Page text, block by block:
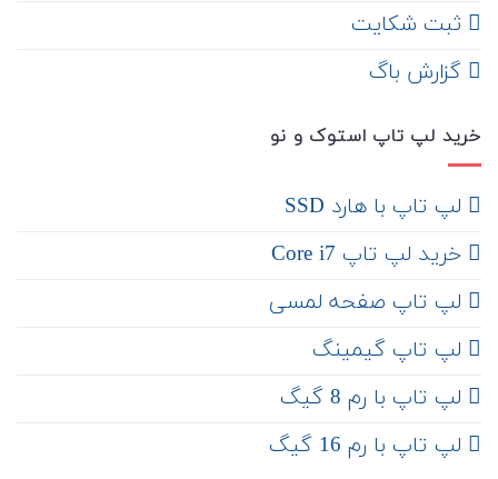
ثبت شکایت
‌ گزارش باگ
خرید لپ تاپ استوک و نو
لپ تاپ با هارد SSD
خرید لپ تاپ Core i7
لپ تاپ صفحه لمسی
لپ تاپ گیمینگ
لپ تاپ با رم 8 گیگ
لپ تاپ با رم 16 گیگ